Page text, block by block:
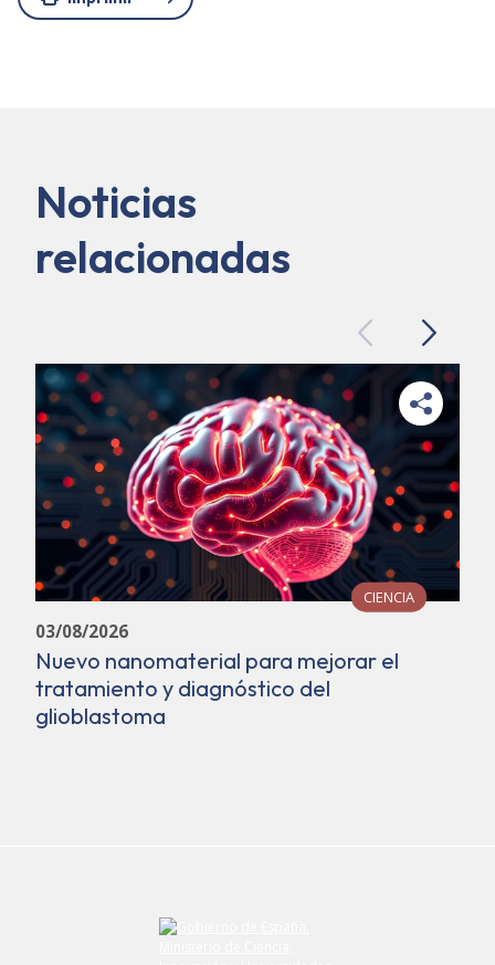
Noticias
relacionadas
PreviousNext
CIENCIA
03/08/2026
Nuevo nanomaterial para mejorar el
tratamiento y diagnóstico del
glioblastoma